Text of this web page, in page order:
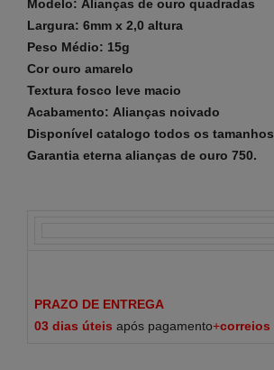
Modelo: Alianças de ouro quadradas
Largura: 6mm x 2,0 altura
Peso Médio: 15g
Cor ouro amarelo
Textura fosco leve macio
Acabamento: Alianças noivado
Disponível catalogo todos os tamanhos
Garantia eterna alianças de ouro 750.
PRAZO DE ENTREGA
03 dias úteis após pagamento+correios